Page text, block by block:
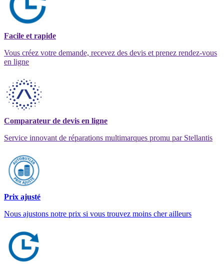
Facile et rapide
Vous créez votre demande, recevez des devis et prenez rendez-vous
en ligne
Comparateur de devis en ligne
Service innovant de réparations multimarques promu par Stellantis
Prix ajusté
Nous ajustons notre prix si vous trouvez moins cher ailleurs